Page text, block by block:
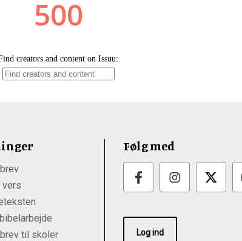
vers
til skoler
Følg med
Log ind